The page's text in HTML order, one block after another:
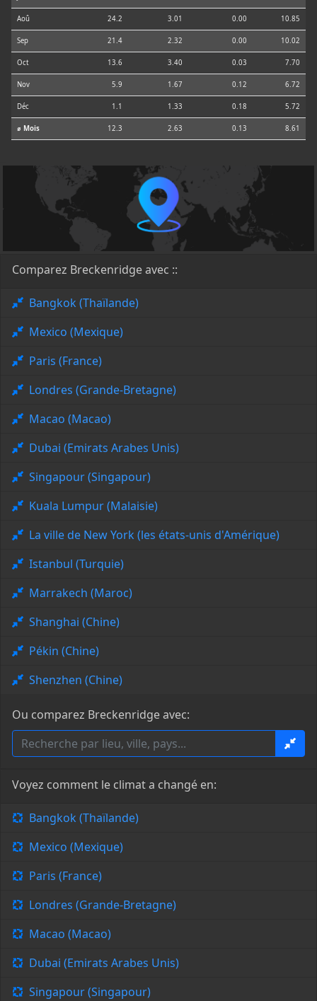
Aoû 24.2 3.01 0.00 10.85
Sep 21.4 2.32 0.00 10.02
Oct 13.6 3.40 0.03 7.70
Nov 5.9 1.67 0.12 6.72
Déc 1.1 1.33 0.18 5.72
⌀ Mois 12.3 2.63 0.13 8.61
Comparez Breckenridge avec ::
Bangkok (Thaïlande)
Mexico (Mexique)
Paris (France)
Londres (Grande-Bretagne)
Macao (Macao)
Dubai (Emirats Arabes Unis)
Singapour (Singapour)
Kuala Lumpur (Malaisie)
La ville de New York (les états-unis d'Amérique)
Istanbul (Turquie)
Marrakech (Maroc)
Shanghai (Chine)
Pékin (Chine)
Shenzhen (Chine)
Ou comparez Breckenridge avec:
Voyez comment le climat a changé en:
Bangkok (Thaïlande)
Mexico (Mexique)
Paris (France)
Londres (Grande-Bretagne)
Macao (Macao)
Dubai (Emirats Arabes Unis)
Singapour (Singapour)